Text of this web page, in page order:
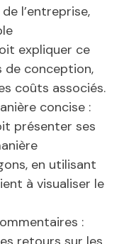
l’entreprise,
expliquer ce
de conception,
coûts associés.
concise :
présenter ses
en utilisant
à visualiser le
: